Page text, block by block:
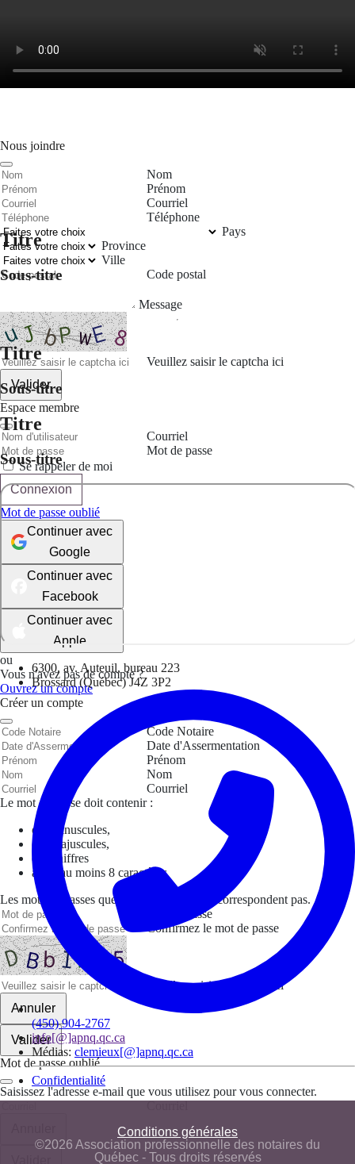
Titre
Sous-titre
Titre
Sous-titre
Titre
Sous-titre
6300, av. Auteuil, bureau 223
Brossard (Québec) J4Z 3P2
(450) 904-2767
info[@]apnq.qc.ca
Médias: clemieux[@]apnq.qc.ca
Confidentialité
Conditions générales
©2026 Association professionnelle des notaires du
Québec - Tous droits réservés
Nous joindre
Nom
Prénom
Courriel
Téléphone
Pays
Province
Ville
Code postal
Message
Veuillez saisir le captcha ici
Valider
Espace membre
Courriel
Mot de passe
Se rappeler de moi
Connexion
Mot de passe oublié
Continuer avec
Google
Continuer avec
Facebook
Continuer avec
Apple
ou
Vous n'avez pas de compte ?
Ouvrez un compte
Créer un compte
Code Notaire
Date d'Assermentation
Prénom
Nom
Courriel
Le mot de passe doit contenir :
des minuscules,
des majuscules,
des chiffres
avoir au moins 8 caractères
Les mots de passes que vous avez saisis ne correspondent pas.
Mot de passe
Confirmez le mot de passe
Veuillez saisir le captcha ici
Annuler
Valider
Mot de passe oublié
Saisissez l'adresse e-mail que vous utilisez pour vous connecter.